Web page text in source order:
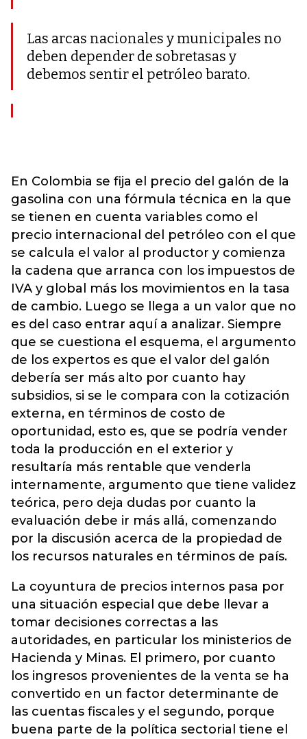
Las arcas nacionales y municipales no
deben depender de sobretasas y
debemos sentir el petróleo barato.
En Colombia se fija el precio del galón de la
gasolina con una fórmula técnica en la que
se tienen en cuenta variables como el
precio internacional del petróleo con el que
se calcula el valor al productor y comienza
la cadena que arranca con los impuestos de
IVA y global más los movimientos en la tasa
de cambio. Luego se llega a un valor que no
es del caso entrar aquí a analizar. Siempre
que se cuestiona el esquema, el argumento
de los expertos es que el valor del galón
debería ser más alto por cuanto hay
subsidios, si se le compara con la cotización
externa, en términos de costo de
oportunidad, esto es, que se podría vender
toda la producción en el exterior y
resultaría más rentable que venderla
internamente, argumento que tiene validez
teórica, pero deja dudas por cuanto la
evaluación debe ir más allá, comenzando
por la discusión acerca de la propiedad de
los recursos naturales en términos de país.
La coyuntura de precios internos pasa por
una situación especial que debe llevar a
tomar decisiones correctas a las
autoridades, en particular los ministerios de
Hacienda y Minas. El primero, por cuanto
los ingresos provenientes de la venta se ha
convertido en un factor determinante de
las cuentas fiscales y el segundo, porque
buena parte de la política sectorial tiene el